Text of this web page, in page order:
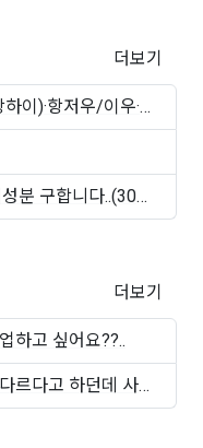
더보기
이)·항저우/이우·
분 구합니다..(30대
더보기
하고 싶어요??..
르다고 하던데 사실